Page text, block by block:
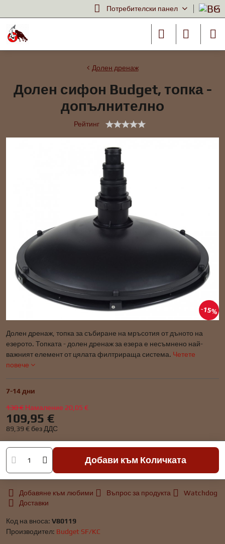
Потребителски панел
15%
Долен дренаж
Долен сифон Budget, топка -
допълнително
Рейтинг
Долен дренаж, топка за събиране на мръсотия от дъното на
езерото. Топката - долен дренаж за езера е несъмнено най-
важният елемент от цялата филтрираща система. Четете
повече
7-14 дни
130 € Намаление 20,05 €
109,95 €
89,39 € без ДДС
Добави към Количката
Добавяне към любими Въпрос за продукта
Watchdog
Доставки
Код на вноса: V80119
Производител: Budget SF/KC